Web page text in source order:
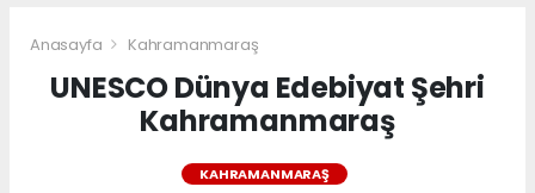
Anasayfa Kahramanmaraş
UNESCO Dünya Edebiyat Şehri
Kahramanmaraş
KAHRAMANMARAŞ